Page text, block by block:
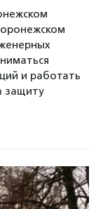
и работать
защиту